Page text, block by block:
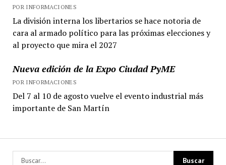
POR INFORMACIONES
La división interna los libertarios se hace notoria de
cara al armado político para las próximas elecciones y
al proyecto que mira el 2027
Nueva edición de la Expo Ciudad PyME
POR INFORMACIONES
Del 7 al 10 de agosto vuelve el evento industrial más
importante de San Martín